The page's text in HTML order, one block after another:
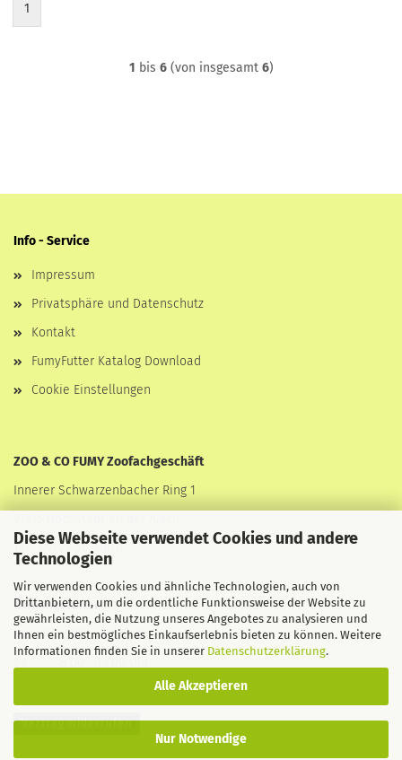
Diese Webseite verwendet Cookies und andere
Technologien
Wir verwenden Cookies und ähnliche Technologien, auch von
Drittanbietern, um die ordentliche Funktionsweise der Website zu
gewährleisten, die Nutzung unseres Angebotes zu analysieren und
Ihnen ein bestmögliches Einkaufserlebnis bieten zu können. Weitere
Informationen finden Sie in unserer Datenschutzerklärung.
Alle Akzeptieren
Nur Notwendige
1
1 bis 6(von insgesamt 6)
Info - Service
Impressum
Privatsphäre und Datenschutz
Kontakt
FumyFutter Katalog Download
Cookie Einstellungen
ZOO & CO FUMY Zoofachgeschäft
Innerer Schwarzenbacher Ring 1
Tel.: 09193-507161-0
Öffnungszeiten :
Mo - Fr 8.00 - 18.30 Uhr
Vertrag widerrufen